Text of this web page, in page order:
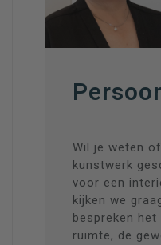
Wil je weten
kunstwerk
voor een
kijken we
bespreken het
ruimte, de